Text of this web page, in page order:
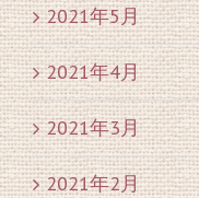
2021年5月
2021年4月
2021年3月
2021年2月